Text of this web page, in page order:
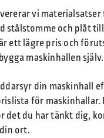
vi
stålstomme och plåt
ett lägre pris och
maskinhallen själv.
din maskinhall
för maskinhallar.
det du har tänkt dig,
ort.